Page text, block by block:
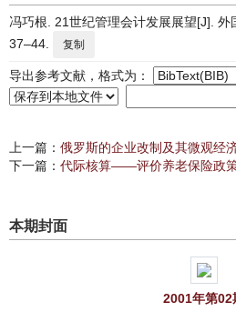
冯巧根. 21世纪管理会计发展展望[J].
37–44.
复制
导出参考文献，格式为：
上一篇： 俄罗斯的企业改制及其微观经
下一篇： 代际核算——评价养老保险政
本期封面
2001年第02